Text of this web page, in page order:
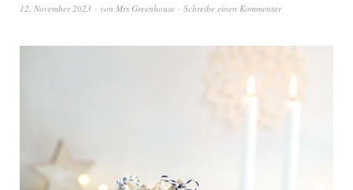
12. November 2023 von Mrs Greenhouse Schreibe einen Kommentar